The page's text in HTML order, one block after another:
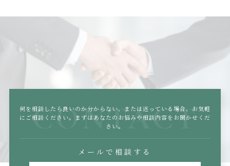
CONTACT
何を相談したら良いのか分からない、または迷っている場合、 お気軽
にご相談ください。まずはあなたのお悩みや相談内容をお聞かせくだ
さい。
メールで相談する